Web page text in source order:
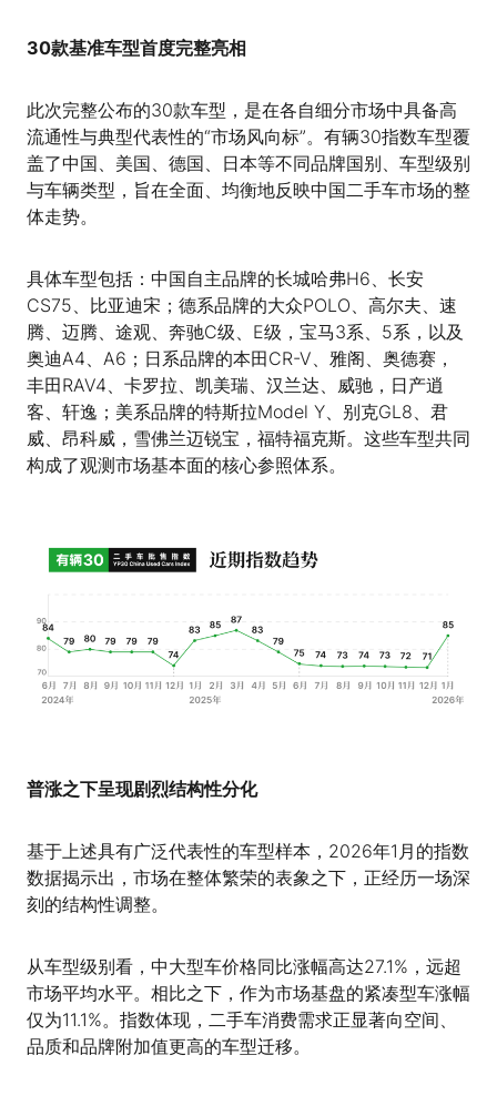
30款基准车型首度完整亮相
此次完整公布的30款车型，是在各自细分市场中具备高
流通性与典型代表性的“市场风向标”。有辆30指数车型覆
盖了中国、美国、德国、日本等不同品牌国别、车型级别
与车辆类型，旨在全面、均衡地反映中国二手车市场的整
体走势。
具体车型包括：中国自主品牌的长城哈弗H6、长安
CS75、比亚迪宋；德系品牌的大众POLO、高尔夫、速
腾、迈腾、途观、奔驰C级、E级，宝马3系、5系，以及
奥迪A4、A6；日系品牌的本田CR-V、雅阁、奥德赛，
丰田RAV4、卡罗拉、凯美瑞、汉兰达、威驰，日产逍
客、轩逸；美系品牌的特斯拉Model Y、别克GL8、君
威、昂科威，雪佛兰迈锐宝，福特福克斯。这些车型共同
构成了观测市场基本面的核心参照体系。
普涨之下呈现剧烈结构性分化
基于上述具有广泛代表性的车型样本，2026年1月的指数
数据揭示出，市场在整体繁荣的表象之下，正经历一场深
刻的结构性调整。
从车型级别看，中大型车价格同比涨幅高达27.1%，远超
市场平均水平。相比之下，作为市场基盘的紧凑型车涨幅
仅为11.1%。指数体现，二手车消费需求正显著向空间、
品质和品牌附加值更高的车型迁移。